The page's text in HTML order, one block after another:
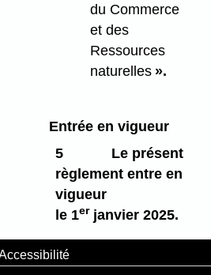
du Commerce
et des
Ressources
naturelles ».
Entrée en vigueur
5
Le présent
règlement entre en
vigueur
le 1erjanvier 2025.